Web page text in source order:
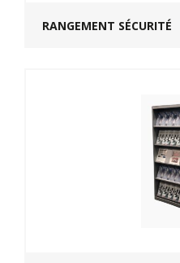
RANGEMENT SÉCURITÉ